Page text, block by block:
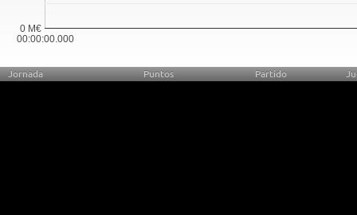
00:00:00.000
0 M€
Jornada Puntos Partido